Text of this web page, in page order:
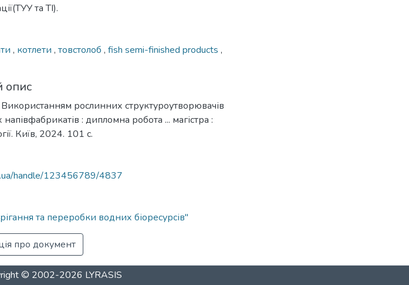
та ТІ).
, котлети , товстолоб , fish semi-finished products ,
опис
рослинних структуроутворювачів
: дипломна робота ... магістра :
Київ, 2024. 101 с.
handle/123456789/4837
та переробки водних біоресурсів"
про документ
© 2002-2026 LYRASIS